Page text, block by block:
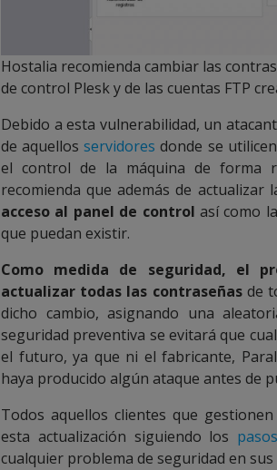
Hostalia recomienda cambiar las
de control Plesk y de las cuentas FTP
Debido a esta vulnerabilidad, un
de aquellosservidores donde se
el control de la máquina de forma
recomienda que además de actualizar
acceso al panel de control así como
que puedan existir.
Como medida de seguridad, el
actualizar todas las contraseñasde
dicho cambio, asignando una
seguridad preventiva se evitará que
el futuro, ya que ni el fabricante,
haya producido algún ataque antes de
Todos aquellos clientes que
esta actualización siguiendo los
cualquier problema de seguridad en sus